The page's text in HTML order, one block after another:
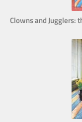
Clowns and Jugglers: